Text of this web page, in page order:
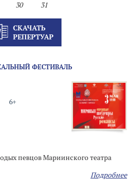
30 31
СКАЧАТЬ
РЕПЕРТУАР
ФЕСТИВАЛЬ
6+
певцов Мариинского театра
Подробнее